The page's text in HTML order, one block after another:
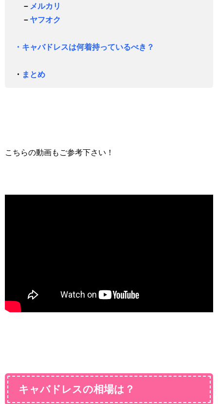
－ メルカリ
－ ヤフオク
・キャバドレスは何着持っているべき？
・ まとめ
こちらの動画もご参考下さい！
キャバドレスの相場は？